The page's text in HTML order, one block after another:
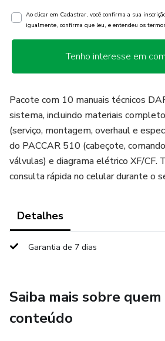
Ao clicar em Cadastrar, você confirma a sua
igualmente, confirma que leu, e entendeu os
Tenho interesse em
Pacote com 10 manuais técnicos
sistema, incluindo materiais
(serviço, montagem, overhaul e
do PACCAR 510 (cabeçote,
válvulas) e diagrama elétrico XF/CF.
consulta rápida no celular durante o
Detalhes
Garantia de 7 dias
Saiba mais sobre quem
conteúdo